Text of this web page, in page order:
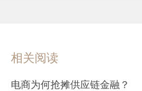
相关阅读
电商为何抢摊供应链金融？